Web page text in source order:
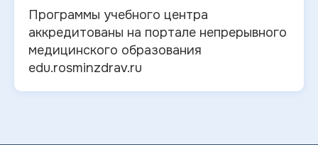
Программы учебного центра
аккредитованы на портале непрерывного
медицинского образования
edu.rosminzdrav.ru